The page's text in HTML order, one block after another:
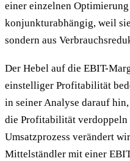
einer einzelnen
konjunkturabhängig, weil
sondern aus
Der Hebel auf die EBIT-
einstelliger Profitabilität
in seiner Analyse darauf
die Profitabilität verdoppeln
Umsatzprozess verändert
Mittelständler mit einer